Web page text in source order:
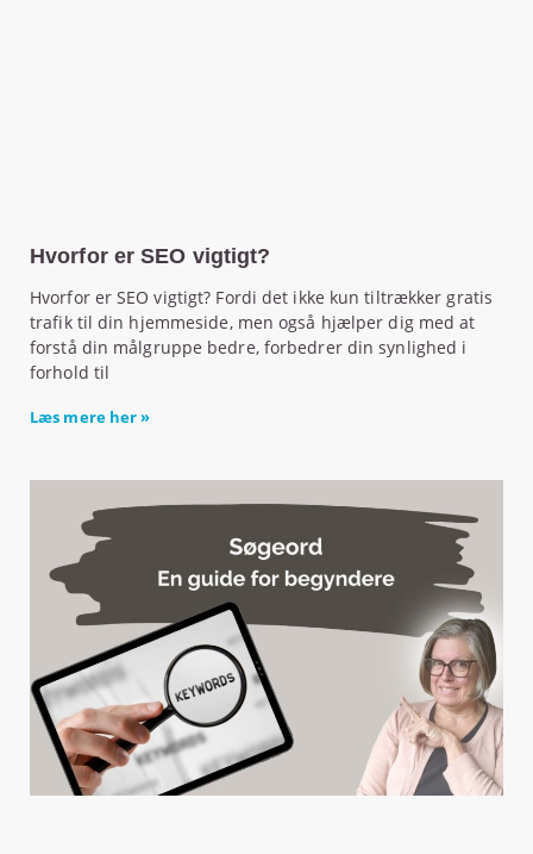
Hvorfor er SEO vigtigt?
Hvorfor er SEO vigtigt? Fordi det ikke kun tiltrækker gratis
trafik til din hjemmeside, men også hjælper dig med at
forstå din målgruppe bedre, forbedrer din synlighed i
forhold til
Læs mere her »